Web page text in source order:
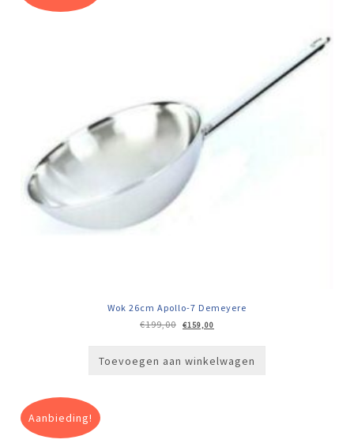
Wok 26cm Apollo-7 Demeyere
€199,00
Oorspronkelijke
prijs
€159,00
prijs
Toevoegen aan winkelwagen
Aanbieding!